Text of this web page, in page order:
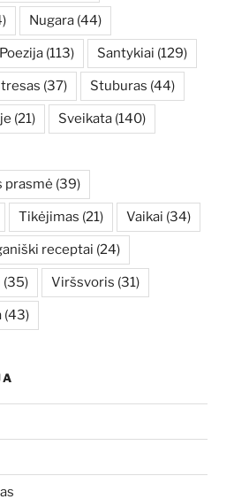
Nugara (44)
Poezija (113) Santykiai (129)
(37) Stuburas (44)
(21) Sveikata (140)
prasmė (39)
Tikėjimas (21) Vaikai (34)
receptai (24)
(35) Viršsvoris (31)
(43)